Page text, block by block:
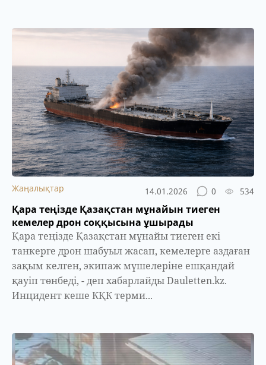
Жаңалықтар 14.01.2026 0 534
Қара теңізде Қазақстан мұнайын тиеген
кемелер дрон соққысына ұшырады
Қара теңізде Қазақстан мұнайы тиеген екі
танкерге дрон шабуыл жасап, кемелерге аздаған
зақым келген, экипаж мүшелеріне ешқандай
қауіп төнбеді, - деп хабарлайды Dauletten.kz.
Инцидент кеше КҚК терми...